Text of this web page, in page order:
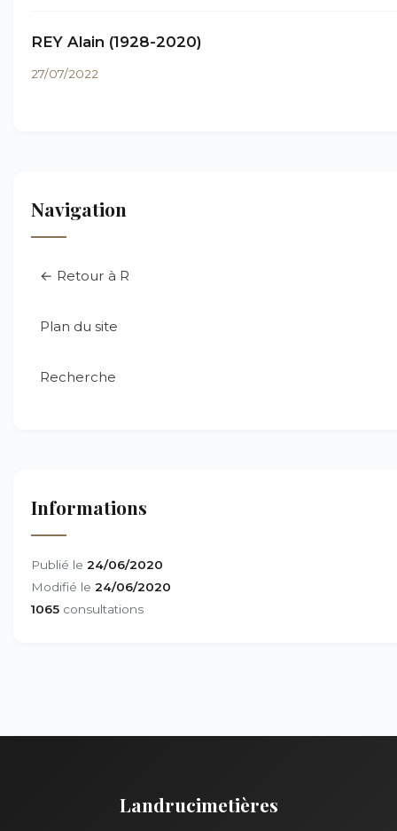
REY Alain (1928-2020)
27/07/2022
Navigation
← Retour à R
Plan du site
Recherche
Informations
Publié le 24/06/2020
Modifié le 24/06/2020
1065 consultations
Landrucimetières